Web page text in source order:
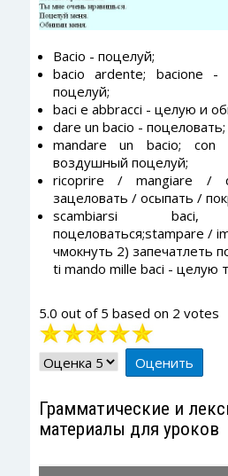
Bacio - поцелуй;
bacio ardente; bacione -
поцелуй;
baci e abbracci - целую и
dare un bacio - поцеловать;
mandare un bacio;
воздушный поцелуй;
ricoprire / mangiare /
зацеловать / осыпать /
scambiarsi
поцеловаться;stampare /
чмокнуть 2) запечатлеть
ti mando mille baci - целую
5.0 out of 5 based on 2 votes
Рейтинг:
5/5
Пожалуйста,
оцените
Грамматические и
материалы для уроков